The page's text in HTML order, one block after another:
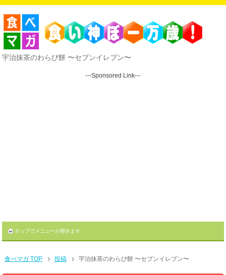
宇治抹茶のわらび餅 〜セブンイレブン〜
---Sponsored Link---
タップでメニューが開きます
食べマガ TOP 投稿 宇治抹茶のわらび餅 〜セブンイレブン〜